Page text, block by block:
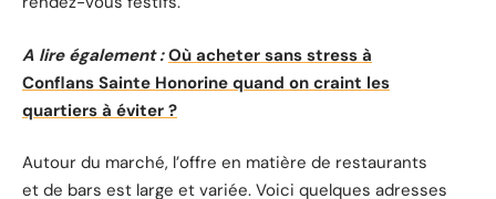
A lire également : Où acheter sans stress à
Conflans Sainte Honorine quand on craint les
quartiers à éviter ?
Autour du marché, l’offre en matière de restaurants
et de bars est large et variée. Voici quelques adresses